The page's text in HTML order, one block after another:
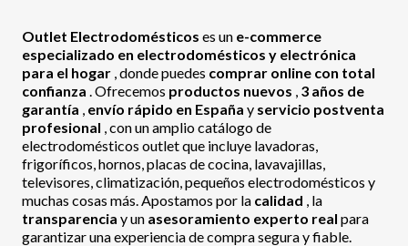
Outlet Electrodomésticos es un e-commerce
especializado en electrodomésticos y electrónica
para el hogar , donde puedes comprar online con total
confianza . Ofrecemos productos nuevos 3 años de
garantía envío rápido en España y servicio postventa
profesional , con un amplio catálogo de
electrodomésticos outlet que incluye lavadoras,
frigoríficos, hornos, placas de cocina, lavavajillas,
televisores, climatización, pequeños electrodomésticos y
muchas cosas más. Apostamos por la calidad , la
transparencia y un asesoramiento experto real para
garantizar una experiencia de compra segura y fiable.